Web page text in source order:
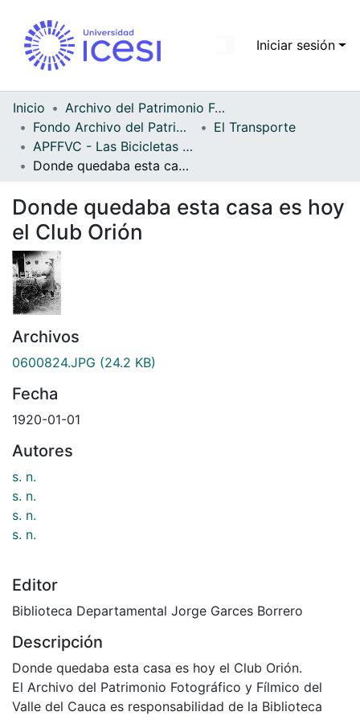
Todo DSpace
Estadísticas
Iniciar sesión
Inicio
Archivo del Patrimonio Fotográfico y Fílmico del Valle del Cauca
Fondo Archivo del Patrimonio Fotográfico y Fílmico del Valle del Cauca
El Transporte
APFFVC - Las Bicicletas y Ca - Patrimonial
Donde quedaba esta casa es hoy el Club Orión
Donde quedaba esta casa es hoy
el Club Orión
Archivos
0600824.JPG (24.2 KB)
Fecha
1920-01-01
Autores
s. n.
s. n.
s. n.
s. n.
Editor
Biblioteca Departamental Jorge Garces Borrero
Descripción
Donde quedaba esta casa es hoy el Club Orión.
El Archivo del Patrimonio Fotográfico y Fílmico del
Valle del Cauca es responsabilidad de la Biblioteca